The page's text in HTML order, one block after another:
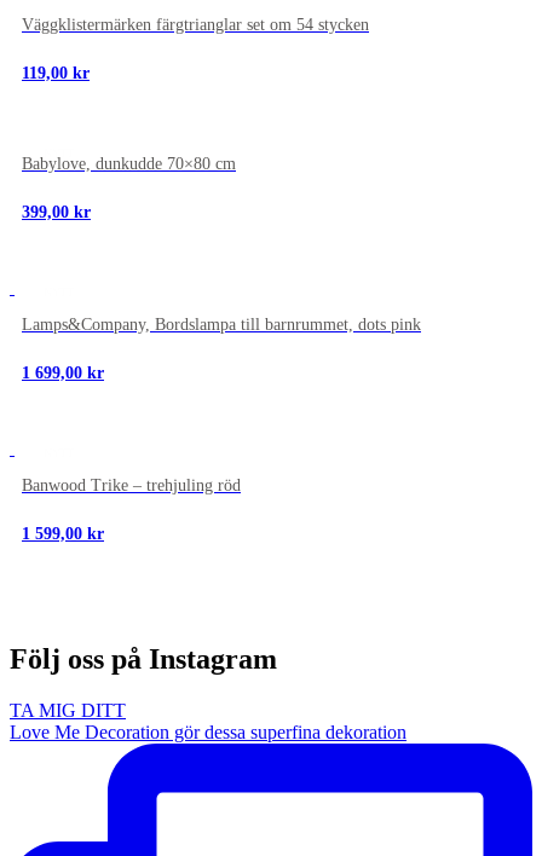
Väggklistermärken färgtrianglar set om 54 stycken
119,00 kr
Babylove, dunkudde 70×80 cm
399,00 kr
Lamps&Company, Bordslampa till barnrummet, dots pink
1 699,00 kr
Banwood Trike – trehjuling röd
1 599,00 kr
Följ oss på Instagram
TA MIG DITT
Love Me Decoration gör dessa superfina dekoration